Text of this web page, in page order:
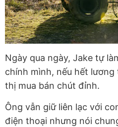
Ngày qua ngày, Jake tự
chính mình, nếu hết lương
thị mua bán chút đỉnh.
Ông vẫn giữ liên lạc với
điện thoại nhưng nói